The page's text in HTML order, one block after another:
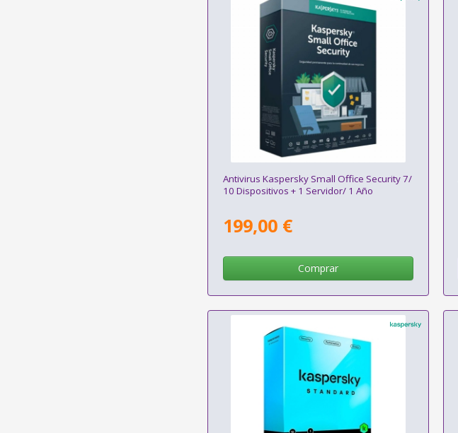
Antivirus Kaspersky Small Office Security 7/
10 Dispositivos + 1 Servidor/ 1 Año
199,00 €
Comprar